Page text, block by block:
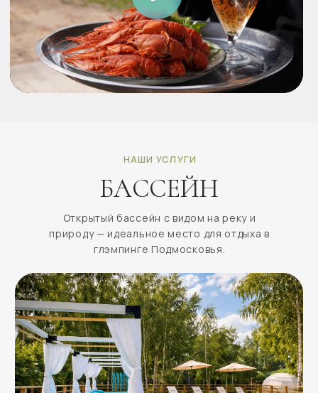
Бассейн
01
Идеальное место для отдыха в глэмпинге Подмосковья.
Удобные лежаки, VIP-кабаны, напитки и коктейли к
бассейну создают атмосферу курортного отдыха.
Узнать подробнее
Горячая купель на открытой веранде с видом на природу.
активного отдыха в любое время года.
Узнать подробнее
Баня
03
Традиционная русская баня на первой береговой линии с
выходом к воде и пирсом. Идеальное место для парения,
отдыха на природе и восстановления сил вдали от города.
Узнать подробнее
04